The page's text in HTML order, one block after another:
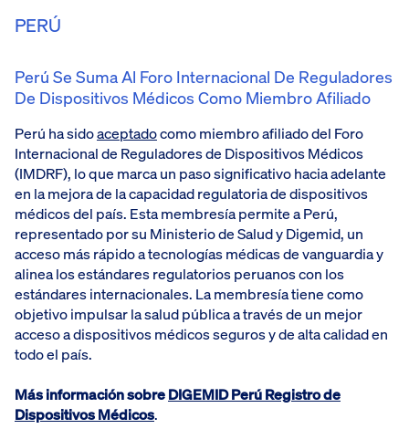
PERÚ
Perú Se Suma Al Foro Internacional De Reguladores
De Dispositivos Médicos Como Miembro Afiliado
Perú ha sidoaceptadocomo miembro afiliado del Foro
Internacional de Reguladores de Dispositivos Médicos
(IMDRF), lo que marca un paso significativo hacia adelante
en la mejora de la capacidad regulatoria de dispositivos
médicos del país. Esta membresía permite a Perú,
representado por su Ministerio de Salud y Digemid, un
acceso más rápido a tecnologías médicas de vanguardia y
alinea los estándares regulatorios peruanos con los
estándares internacionales. La membresía tiene como
objetivo impulsar la salud pública a través de un mejor
acceso a dispositivos médicos seguros y de alta calidad en
todo el país.
Más información sobreDIGEMID Perú Registro de
Dispositivos Médicos.